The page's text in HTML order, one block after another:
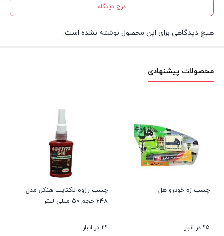
درج دیدگاه
هیچ دیدگاهی برای این محصول نوشته نشده است.
محصولات پیشنهادی
چسب زه خودرو هل
95 در انبار
چسب رزوه لاکتایت هنکل مدل
648 حجم ۵۰ میلی لیتر
29 در انبار